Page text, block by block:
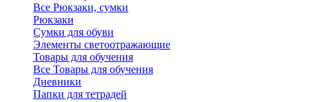
Все Рюкзаки, сумки
Рюкзаки
Сумки для обуви
Элементы светоотражающие
Товары для обучения
Все Товары для обучения
Дневники
Папки для тетрадей